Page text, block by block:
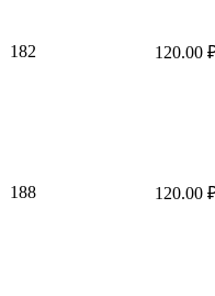
182 120.00
188 120.00